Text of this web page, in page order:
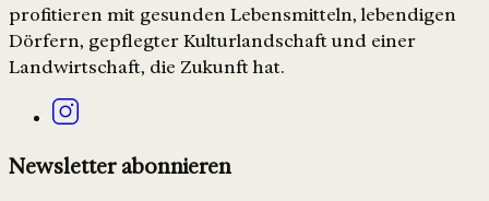
profitieren mit gesunden Lebensmitteln, lebendigen
Dörfern, gepflegter Kulturlandschaft und einer
Landwirtschaft, die Zukunft hat.
Newsletter abonnieren